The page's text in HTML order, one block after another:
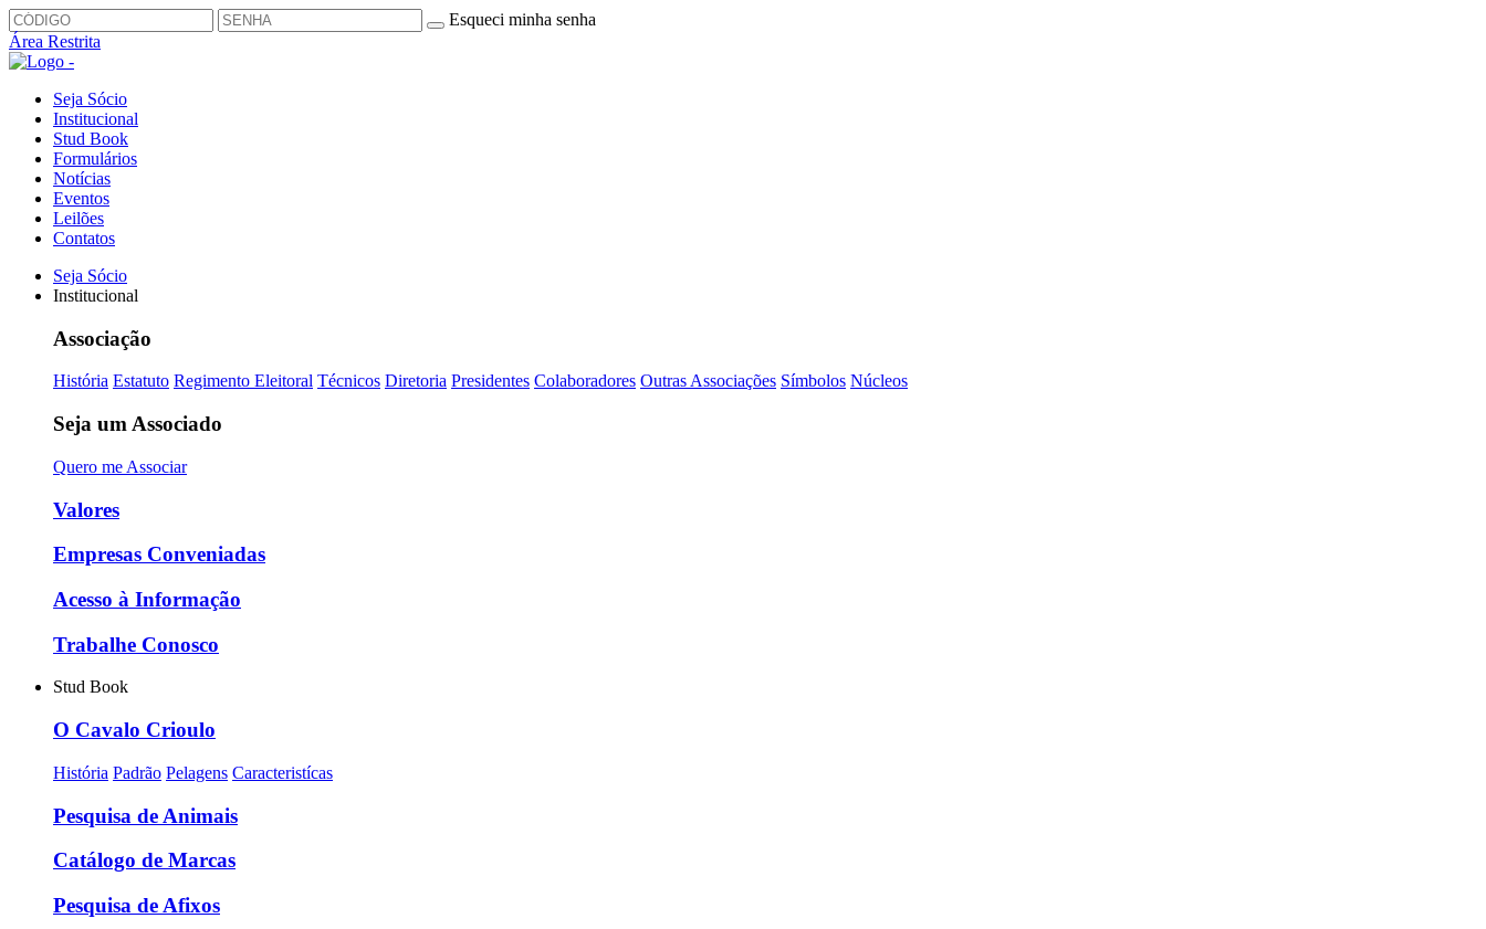
Esqueci minha senha
Área Restrita
Seja Sócio
Institucional
Stud Book
Formulários
Notícias
Eventos
Leilões
Contatos
Seja Sócio
Institucional
Associação
História Estatuto Regimento Eleitoral Técnicos Diretoria Presidentes Colaboradores Outras Associações Símbolos Núcleos
Seja um Associado
Quero me Associar
Valores
Empresas Conveniadas
Acesso à Informação
Trabalhe Conosco
Stud Book
O Cavalo Crioulo
História Padrão Pelagens Caracteristícas
Pesquisa de Animais
Catálogo de Marcas
Pesquisa de Afixos